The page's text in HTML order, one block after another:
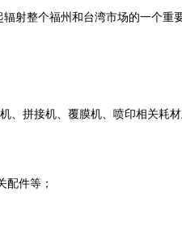
辐射整个福州和台湾市场的一个重
、拼接机、覆膜机、喷印相关耗
件等；